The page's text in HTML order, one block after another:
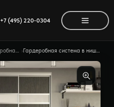
+7 (495) 220-0304
Гардеробная в прихожей › Гардеробная система в нише с дверями-купе Венге